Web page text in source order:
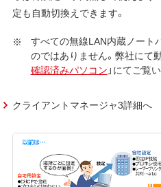
定も自動切換えできます。
すべての無線LAN内蔵ノート
のではありません。弊社にて
確認済みパソコン 」にてご覧
クライアントマネージャ3詳細へ